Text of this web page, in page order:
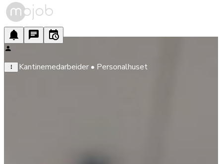
Kantinemedarbeider • Personalhuset